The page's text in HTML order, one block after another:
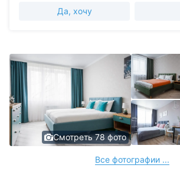
Да, хочу
Смотреть 78 фото
Все фотографии ...